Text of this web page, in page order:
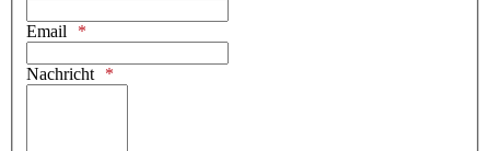
Email
Nachricht